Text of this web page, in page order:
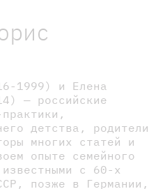
1999) и Елена
— российские
детства, родители
многих статей и
опыте семейного
с 60-х
позже в Германии,